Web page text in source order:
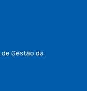
Gestão da